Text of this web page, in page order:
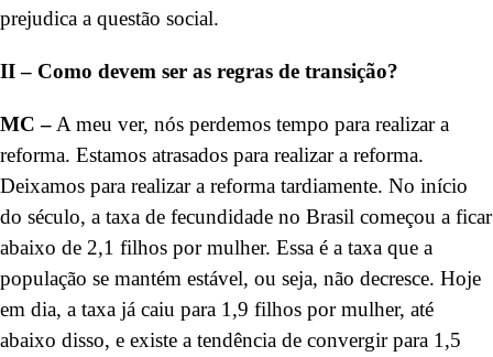
prejudica a questão social.
II – Como devem ser as regras de transição?
MC – A meu ver, nós perdemos tempo para realizar a
reforma. Estamos atrasados para realizar a reforma.
Deixamos para realizar a reforma tardiamente. No início
do século, a taxa de fecundidade no Brasil começou a ficar
abaixo de 2,1 filhos por mulher. Essa é a taxa que a
população se mantém estável, ou seja, não decresce. Hoje
em dia, a taxa já caiu para 1,9 filhos por mulher, até
abaixo disso, e existe a tendência de convergir para 1,5